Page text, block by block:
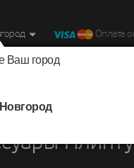
Ваш город
Оплата
Новгород, Ул.